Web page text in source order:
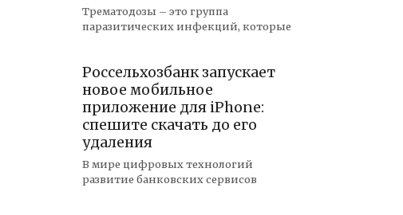
Трематодозы – это группа
паразитических инфекций, которые
Россельхозбанк запускает
новое мобильное
приложение для iPhone:
спешите скачать до его
удаления
В мире цифровых технологий
развитие банковских сервисов